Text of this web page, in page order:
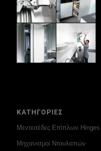
ΚΑΤΗΓΟΡΙΕΣ
Μεντεσέδες Επίπλων Hinges
Μηχανισμοί Ντουλαπών